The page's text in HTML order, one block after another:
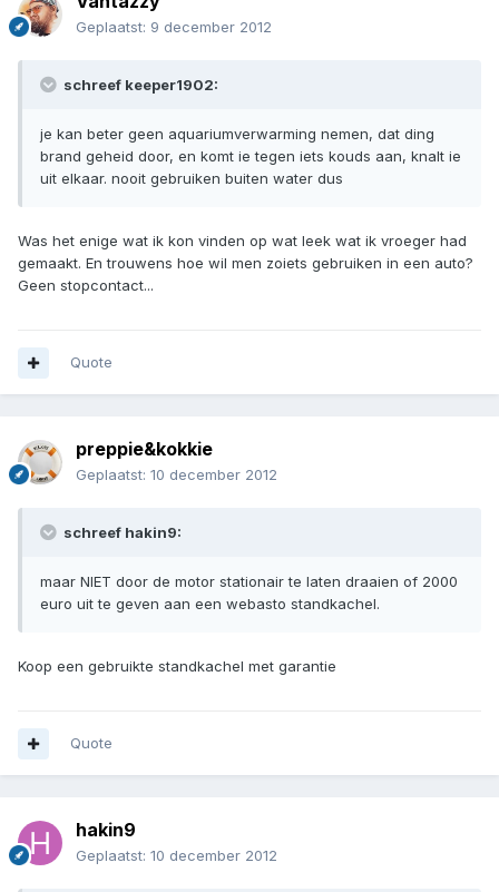
Geplaatst: 9 december 2012
schreef keeper1902:
je kan beter geen aquariumverwarming nemen, dat ding
brand geheid door, en komt ie tegen iets kouds aan, knalt ie
uit elkaar. nooit gebruiken buiten water dus
Was het enige wat ik kon vinden op wat leek wat ik vroeger had
gemaakt. En trouwens hoe wil men zoiets gebruiken in een auto?
Geen stopcontact...
Quote
preppie&kokkie
Geplaatst: 10 december 2012
schreef hakin9:
maar NIET door de motor stationair te laten draaien of 2000
euro uit te geven aan een webasto standkachel.
Koop een gebruikte standkachel met garantie
Quote
hakin9
Geplaatst: 10 december 2012